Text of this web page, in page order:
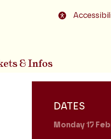
& Infos
DATES
Monday 17